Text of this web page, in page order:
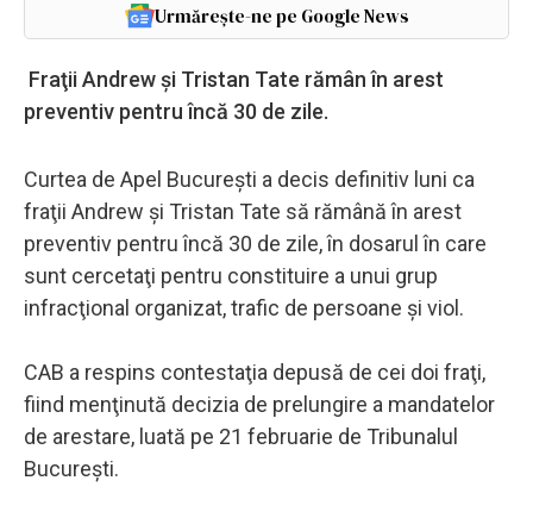
Urmărește-ne pe Google News
Fraţii Andrew şi Tristan Tate rămân în arest
preventiv pentru încă 30 de zile.
Curtea de Apel Bucureşti a decis definitiv luni ca
fraţii Andrew şi Tristan Tate să rămână în arest
preventiv pentru încă 30 de zile, în dosarul în care
sunt cercetaţi pentru constituire a unui grup
infracţional organizat, trafic de persoane şi viol.
CAB a respins contestaţia depusă de cei doi fraţi,
fiind menţinută decizia de prelungire a mandatelor
de arestare, luată pe 21 februarie de Tribunalul
Bucureşti.